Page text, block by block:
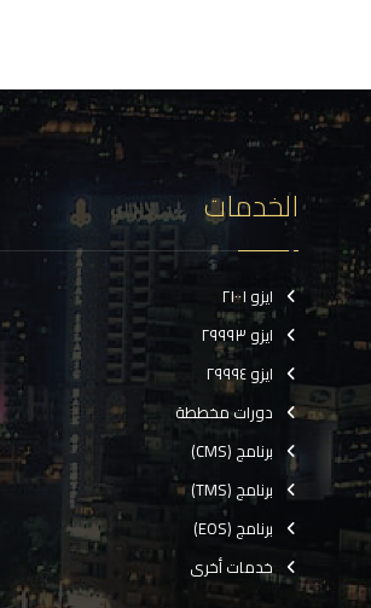
الخدمات
ايزو ٢١٠٠١
ايزو ٢٩٩٩٣
ايزو ٢٩٩٩٤
دورات مخططة
برنامج (CMS)
برنامج (TMS)
برنامج (EOS)
خدمات أخرى